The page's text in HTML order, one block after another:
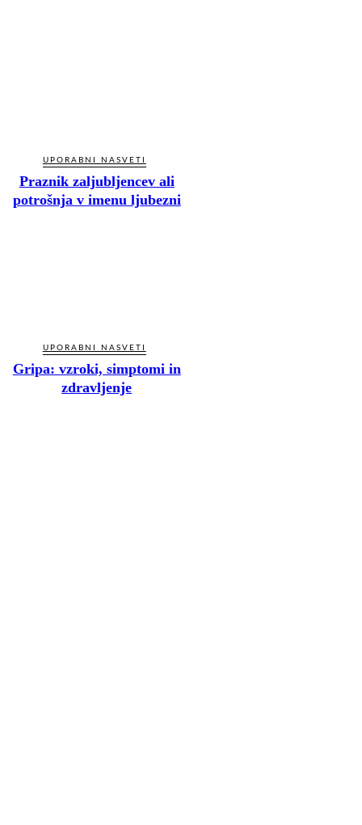
UPORABNI NASVETI
Praznik zaljubljencev ali
potrošnja v imenu ljubezni
UPORABNI NASVETI
Gripa: vzroki, simptomi in
zdravljenje